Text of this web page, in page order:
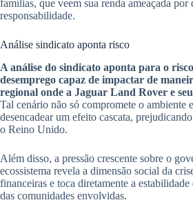
famílias, que veem sua renda ameaçada por
responsabilidade.
Análise sindicato aponta risco
A análise do sindicato aponta para o
desemprego capaz de impactar de
regional onde a Jaguar Land Rover e
Tal cenário não só compromete o ambiente
desencadear um efeito cascata,
o Reino Unido.
Além disso, a pressão crescente sobre o
ecossistema revela a dimensão social da
financeiras e toca diretamente a
das comunidades envolvidas.